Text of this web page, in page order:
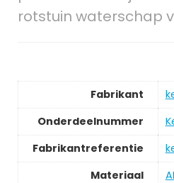
rotstuin waterschap
Fabrikant
Onderdeelnummer
Fabrikantreferentie
Materiaal